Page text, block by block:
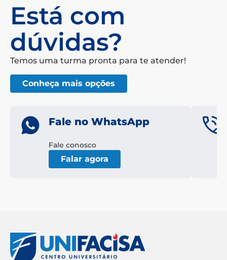
Está com
dúvidas?
Temos uma turma pronta para te atender!
Conheça mais opções
Fale no WhatsApp
Fale conosco
Falar agora